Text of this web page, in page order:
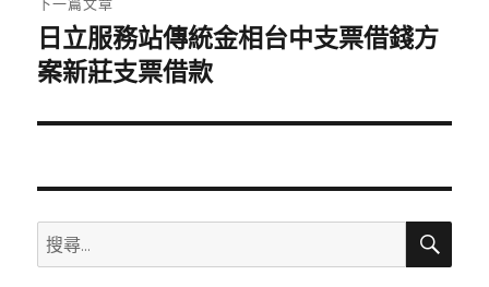
下
一
文
日立服務站傳統金相台中支票借錢方
案新莊支票借款
搜
尋
搜